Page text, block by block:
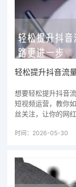
想要轻松提升抖音
短视频运营，教你
丝关注，让你的网
时间：2026-05-30